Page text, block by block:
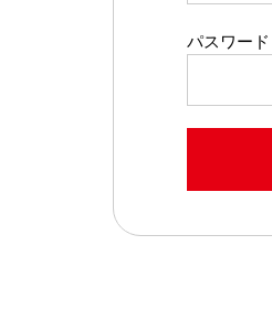
パスワード